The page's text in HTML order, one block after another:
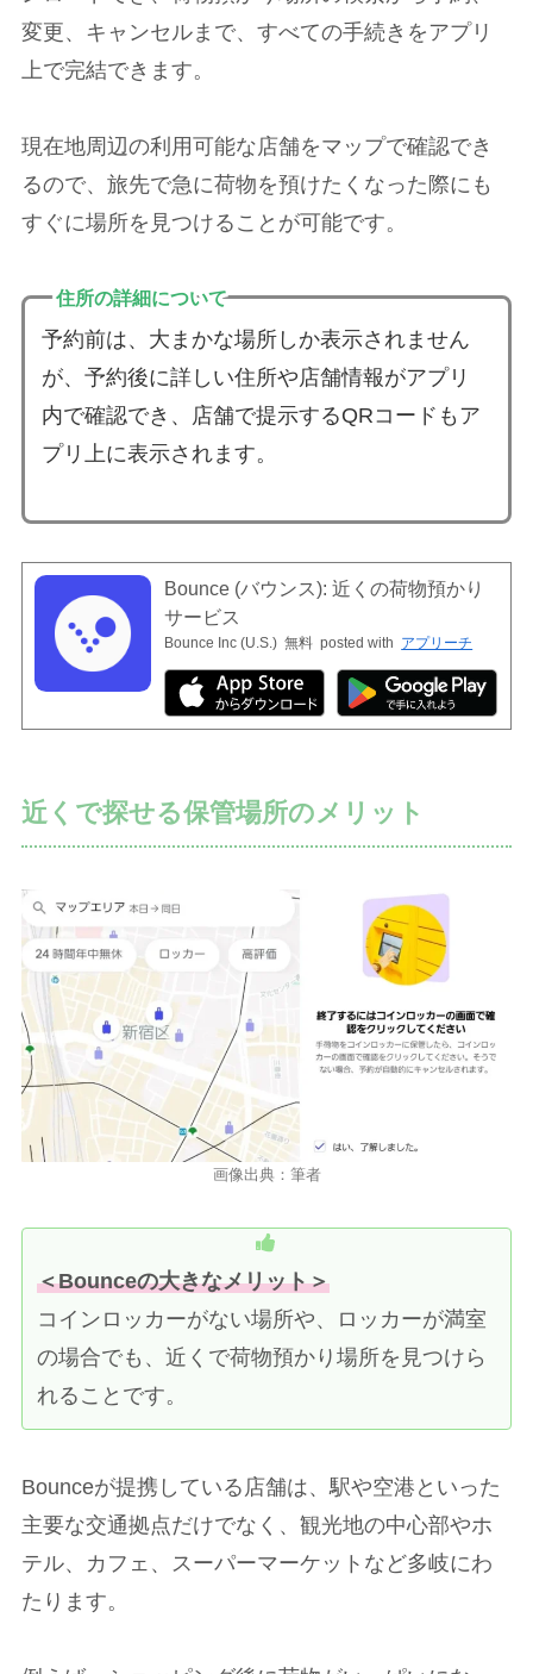
変更、キャンセルまで、すべての手続きをアプリ
上で完結できます。
現在地周辺の利用可能な店舗をマップで確認でき
るので、旅先で急に荷物を預けたくなった際にも
すぐに場所を見つけることが可能です。
住所の詳細について
予約前は、大まかな場所しか表示されません
が、予約後に詳しい住所や店舗情報がアプリ
内で確認でき、店舗で提示するQRコードもア
プリ上に表示されます。
Bounce (バウンス): 近くの荷物預かり
サービス
Bounce Inc (U.S.) 無料 posted with アプリーチ
近くで探せる保管場所のメリット
画像出典：筆者
＜Bounceの大きなメリット＞
コインロッカーがない場所や、ロッカーが満室
の場合でも、近くで荷物預かり場所を見つけら
れることです。
Bounceが提携している店舗は、駅や空港といった
主要な交通拠点だけでなく、観光地の中心部やホ
テル、カフェ、スーパーマーケットなど多岐にわ
たります。